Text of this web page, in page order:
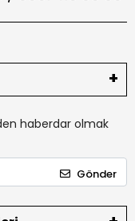
haberdar olmak
Gönder